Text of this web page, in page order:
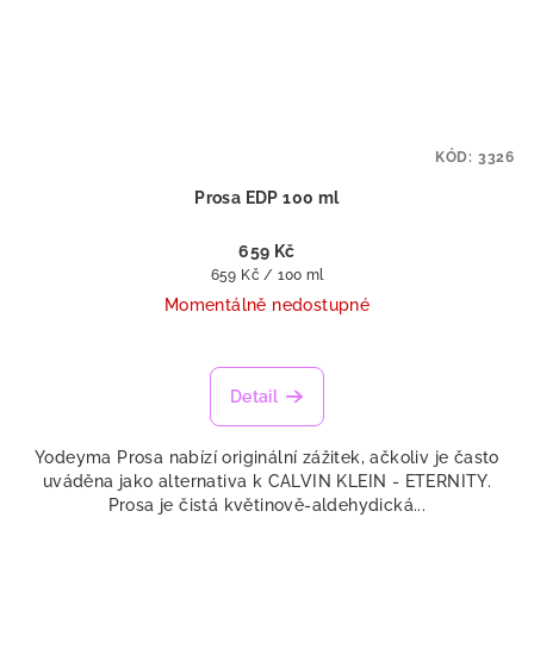
Prosa EDP 100 ml
659 Kč
Měrná
cena:
659 Kč / 100 ml
Momentálně nedostupné
hodnocení
produktu
z
5
hvězdiček.
Detail
Yodeyma Prosa nabízí originální zážitek, ačkoliv je často
uváděna jako alternativa k CALVIN KLEIN - ETERNITY.
Prosa je čistá květinově-aldehydická...
KÓD: 3326